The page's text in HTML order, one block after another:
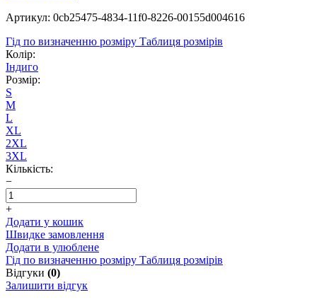
Артикул: 0cb25475-4834-11f0-8226-00155d004616
Гід по визначенню розміру Таблиця розмірів
Колір:
Індиго
Розмір:
S
M
L
XL
2XL
3XL
Кількість:
−
+
Додати у кошик
Швидке замовлення
Додати в улюблене
Гід по визначенню розміру Таблиця розмірів
Відгуки (0)
Залишити відгук